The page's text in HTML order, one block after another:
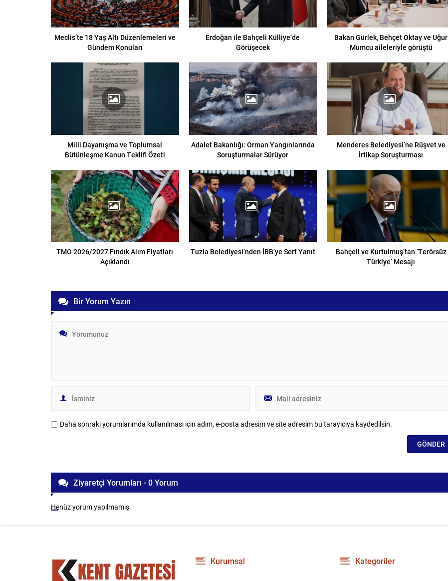
Meclis’te 18 Yaş Altı Düzenlemeleri ve
Gündem Konuları
Erdoğan ile Bahçeli Külliye’de
Görüşecek
Bakan Gürlek, Behçet Oktay ve Uğur
Mumcu aileleriyle görüştü
Milli Dayanışma ve Toplumsal
Bütünleşme Kanun Teklifi Özeti
Adalet Bakanlığı: Orman Yangınlarında
Soruşturmalar Sürüyor
Menderes Belediyesi’ne Rüşvet ve
İrtikap Soruşturması
TMO 2026/2027 Fındık Alım Fiyatları
Açıklandı
Tuzla Belediyesi’nden İBB’ye Sert Yanıt
Bahçeli ve Kurtulmuş’tan ‘Terörsüz
Türkiye’ Mesajı
Bir Yorum Yazın
Daha sonraki yorumlarımda kullanılması için adım, e-posta adresim ve site adresim bu tarayıcıya kaydedilsin.
Ziyaretçi Yorumları - 0 Yorum
Henüz yorum yapılmamış.
Kurumsal Kategoriler